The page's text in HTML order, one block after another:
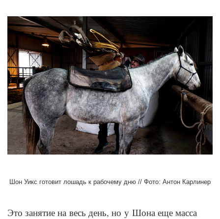
Шон Уикс готовит лошадь к рабочему дню // Фото: Антон Карлинер
Это занятие на весь день, но у Шона еще масса